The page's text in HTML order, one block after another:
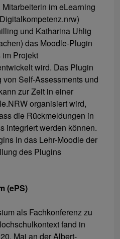
im eLearning
und Katharina Uhlig
das Moodle-Plugin
im Projekt
wird. Das Plugin
Self-Assessments und
zur Zeit in einer
organisiert wird,
die Rückmeldungen in
integriert werden können.
in das Lehr-Moodle der
des Plugins
(ePS)
als Fachkonferenz zu
fand in
Mai an der Albert-